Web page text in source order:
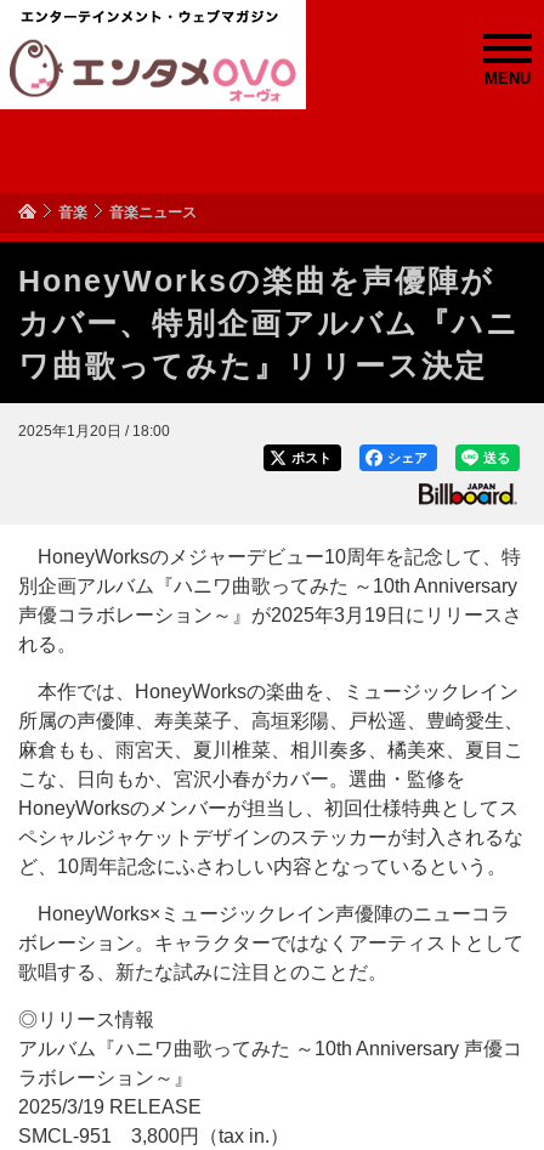
MENU
音楽 音楽ニュース
HoneyWorksの楽曲を声優陣が
カバー、特別企画アルバム『ハニ
ワ曲歌ってみた』リリース決定
2025年1月20日 / 18:00
送る
シェア
ポスト
HoneyWorksのメジャーデビュー10周年を記念して、特
別企画アルバム『ハニワ曲歌ってみた ～10th Anniversary
声優コラボレーション～』が2025年3月19日にリリースさ
れる。
本作では、HoneyWorksの楽曲を、ミュージックレイン
所属の声優陣、寿美菜子、高垣彩陽、戸松遥、豊崎愛生、
麻倉もも、雨宮天、夏川椎菜、相川奏多、橘美來、夏目こ
こな、日向もか、宮沢小春がカバー。選曲・監修を
HoneyWorksのメンバーが担当し、初回仕様特典としてス
ペシャルジャケットデザインのステッカーが封入されるな
ど、10周年記念にふさわしい内容となっているという。
HoneyWorks×ミュージックレイン声優陣のニューコラ
ボレーション。キャラクターではなくアーティストとして
歌唱する、新たな試みに注目とのことだ。
◎リリース情報
アルバム『ハニワ曲歌ってみた ～10th Anniversary 声優コ
ラボレーション～』
2025/3/19 RELEASE
SMCL-951 3,800円（tax in.）